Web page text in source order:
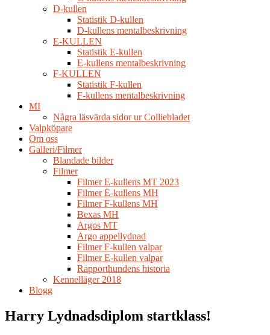
D-kullen
Statistik D-kullen
D-kullens mentalbeskrivning
E-KULLEN
Statistik E-kullen
E-kullens mentalbeskrivning
F-KULLEN
Statistik F-kullen
F-kullens mentalbeskrivning
MI
Några läsvärda sidor ur Colliebladet
Valpköpare
Om oss
Galleri/Filmer
Blandade bilder
Filmer
Filmer E-kullens MT 2023
Filmer E-kullens MH
Filmer F-kullens MH
Bexas MH
Argos MT
Argo appellydnad
Filmer F-kullen valpar
Filmer E-kullen valpar
Rapporthundens historia
Kennelläger 2018
Blogg
Harry Lydnadsdiplom startklass!